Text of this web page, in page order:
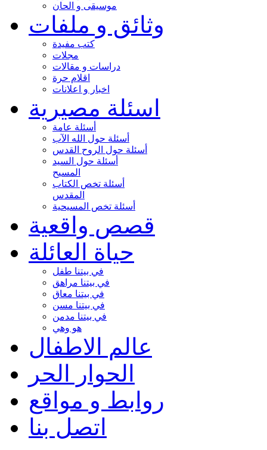
موسيقى و الحان
وثائق و ملفات
كتب مفيدة
مجلات
دراسات و مقالات
اقلام حرة
اخبار و اعلانات
اسئلة مصيرية
أسئلة عامة
أسئلة حول الله الآب
أسئلة حول الروح القدس
أسئلة حول السيد
المسيح
أسئلة تخص الكتاب
المقدس
أسئلة تخص المسيحية
قصص واقعية
حياة العائلة
في بيتنا طفل
في بيتنا مراهق
في بيتنا معاق
في بيتنا مسن
في بيتنا مدمن
هو وهي
عالم الاطفال
الحوار الحر
روابط و مواقع
اتصل بنا